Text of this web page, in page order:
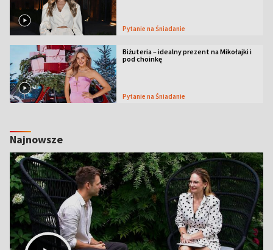
Pytanie na Śniadanie
Biżuteria – idealny prezent na Mikołajki i
pod choinkę
Pytanie na Śniadanie
Najnowsze